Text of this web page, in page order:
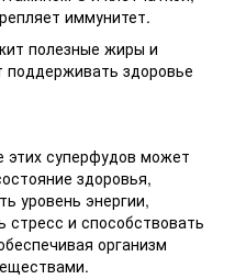
иммунитет.
полезные жиры и
поддерживать здоровье
этих суперфудов может
здоровья,
уровень энергии,
стресс и способствовать
организм